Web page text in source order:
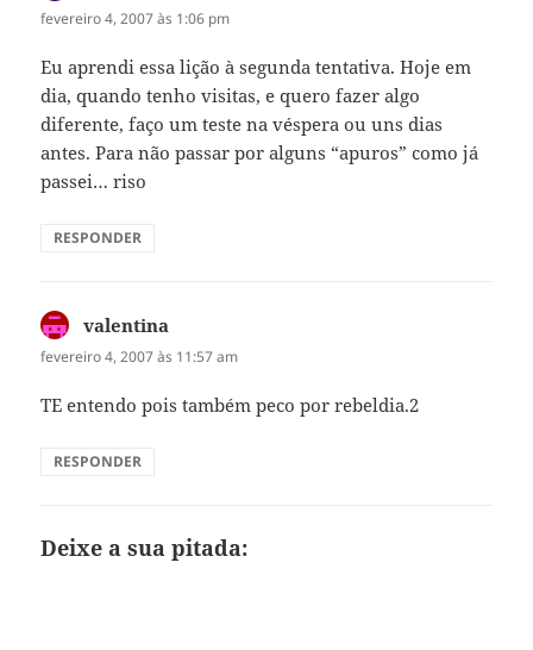
fevereiro 4, 2007 às 1:06 pm
Eu aprendi essa lição à segunda tentativa. Hoje em
dia, quando tenho visitas, e quero fazer algo
diferente, faço um teste na véspera ou uns dias
antes. Para não passar por alguns “apuros” como já
passei… riso
RESPONDER
valentina
fevereiro 4, 2007 às 11:57 am
TE entendo pois também peco por rebeldia.2
RESPONDER
Deixe a sua pitada: